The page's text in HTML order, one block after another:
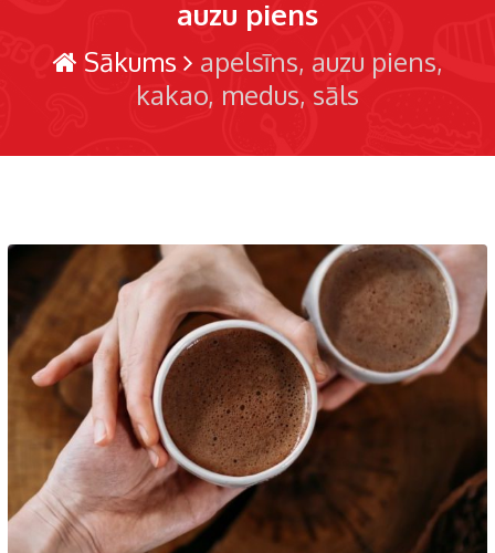
auzu piens
Sākums apelsīns auzu piens
kakao medus sāls